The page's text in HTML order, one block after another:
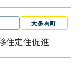
大多喜町
住定住促進